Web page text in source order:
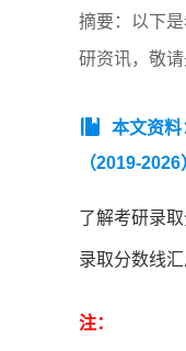
摘要：以下
研资讯，敬请
本文资料
（2019-2026
了解考研录
录取分数线
注：